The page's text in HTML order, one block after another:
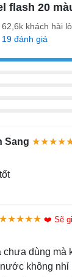
flash 20
62,6k khách hài
19 đánh giá
Sang
★★★★★ ❤️ Sẽ
chưa dùng mà
không nhỉ